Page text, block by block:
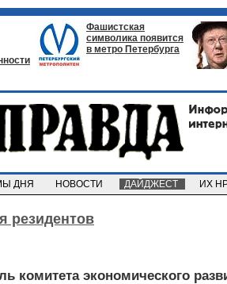
Фашистская
символика появится
в метро Петербурга
ДНЯ НОВОСТИ ДАЙДЖЕСТ ИХ
резидентов
комитета экономического